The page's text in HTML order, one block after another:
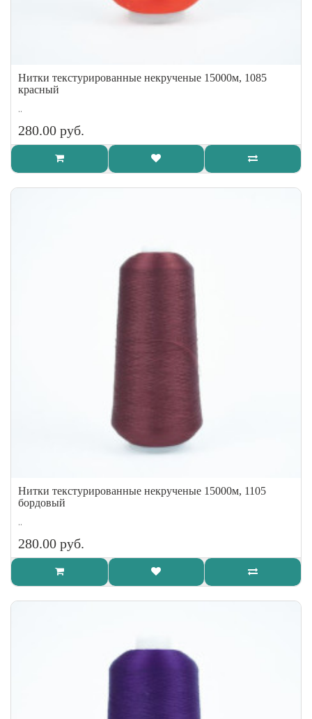
Нитки текстурированные некрученые 15000м, 1085
красный
..
280.00 руб.
Нитки текстурированные некрученые 15000м, 1105
бордовый
..
280.00 руб.